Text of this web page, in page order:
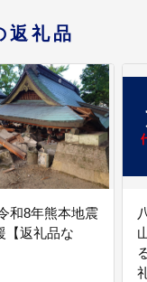
返礼品
和8年熊本地震
【返礼品な